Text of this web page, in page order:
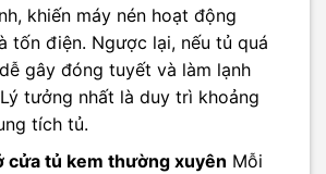
khiến máy nén hoạt động
tốn điện. Ngược lại, nếu tủ quá
gây đóng tuyết và làm lạnh
tưởng nhất là duy trì khoảng
tích tủ.
cửa tủ kem thường xuyên Mỗi